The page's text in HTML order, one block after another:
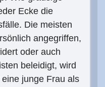
Ecke die
Die meisten
angegriffen,
oder auch
beleidigt, wird
junge Frau als